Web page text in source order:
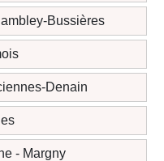
Bussières
Denain
- Margny